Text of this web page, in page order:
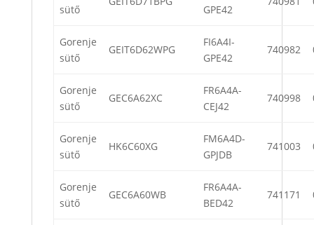
sütő
GPE42
Gorenje
sütő
GEIT6D62WPG
FI6A4I-
GPE42
740982
Gorenje
sütő
GEC6A62XC
FR6A4A-
CEJ42
740998
Gorenje
sütő
HK6C60XG
FM6A4D-
GPJDB
741003
Gorenje
sütő
GEC6A60WB
FR6A4A-
BED42
741171